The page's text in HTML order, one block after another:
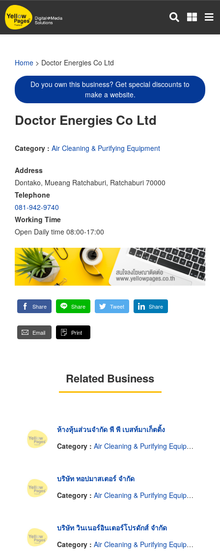
Skip
to
main
Home > Doctor Energies Co Ltd
Do you own this business? Get special discounts to
make a website.
Doctor Energies Co Ltd
Category : Air Cleaning & Purifying Equipment
Address
Dontako, Mueang Ratchaburi, Ratchaburi 70000
Telephone
081-942-9740
Working Time
Open Daily time 08:00-17:00
Share Share Tweet Share
Email Print
Related Business
ห้างหุ้นส่วนจำกัด พี พี เบสท์มาเก็ตติ้ง
Category : Air Cleaning & Purifying Equipment
บริษัท ทอปมาสเตอร์ จำกัด
Category : Air Cleaning & Purifying Equipment
บริษัท วินเนอร์อินเตอร์โปรดักส์ จำกัด
Category : Air Cleaning & Purifying Equipment